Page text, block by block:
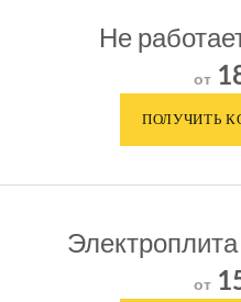
Не
от
от